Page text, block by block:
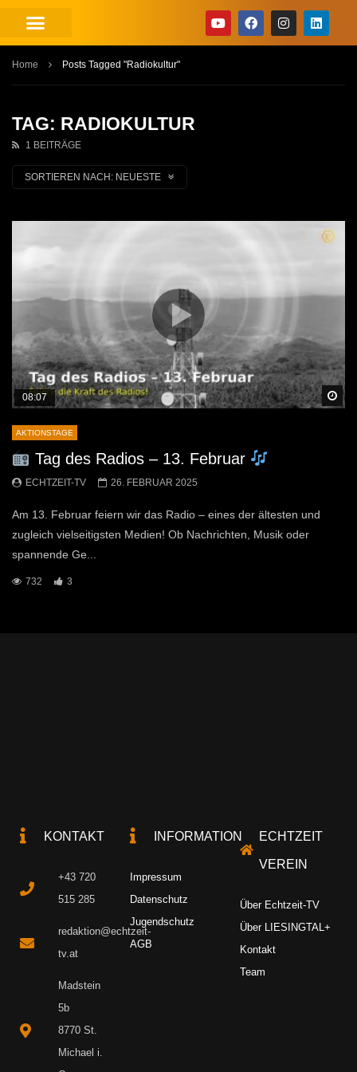
Home Posts Tagged "Radiokultur"
TAG: RADIOKULTUR
1 BEITRÄGE
SORTIEREN NACH: NEUESTE
08:07
AKTIONSTAGE
Tag des Radios – 13. Februar
ECHTZEIT-TV 26. FEBRUAR 2025
Am 13. Februar feiern wir das Radio – eines der ältesten und
zugleich vielseitigsten Medien! Ob Nachrichten, Musik oder
spannende Ge...
732 3
KONTAKT
+43 720
515 285
redaktion@echtzeit-
tv.at
Madstein
5b
8770 St.
Michael i.
INFORMATION
Impressum
Datenschutz
Jugendschutz
AGB
ECHTZEIT
VEREIN
Über Echtzeit-TV
Über LIESINGTAL+
Kontakt
Team